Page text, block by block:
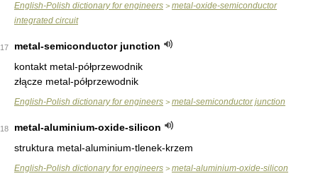
English-Polish dictionary for engineers > metal-oxide-semiconductor
integrated circuit
17
metal-semiconductor junction
kontakt metal-półprzewodnik
złącze metal-półprzewodnik
English-Polish dictionary for engineers > metal-semiconductor junction
18
metal-aluminium-oxide-silicon
struktura metal-aluminium-tlenek-krzem
English-Polish dictionary for engineers > metal-aluminium-oxide-silicon